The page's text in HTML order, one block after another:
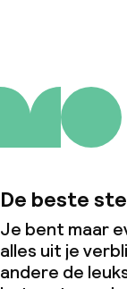
De beste
Je bent maar
alles uit je
andere de